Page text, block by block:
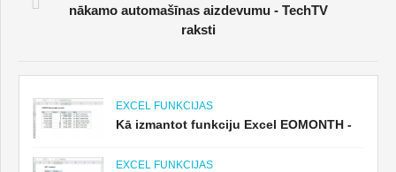
nākamo automašīnas aizdevumu - TechTV
raksti
EXCEL FUNKCIJAS
Kā izmantot funkciju Excel EOMONTH -
EXCEL FUNKCIJAS